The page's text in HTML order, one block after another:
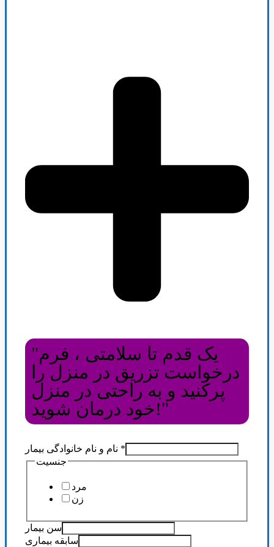
"یک قدم تا سلامتی ، فرم
درخواست تزریق در منزل را
پرکنید و به راحتی در منزل
خود درمان شوید!"
*
جنسیت
مرد
زن
سن بیمار
سابقه بیماری